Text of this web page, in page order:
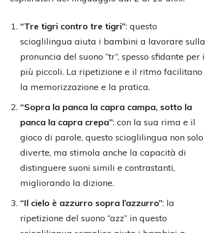
“Tre tigri contro tre tigri”: questo
scioglilingua aiuta i bambini a lavorare sulla
pronuncia del suono “tr”, spesso sfidante per i
più piccoli. La ripetizione e il ritmo facilitano
la memorizzazione e la pratica.
“Sopra la panca la capra campa, sotto la
panca la capra crepa”: con la sua rima e il
gioco di parole, questo scioglilingua non solo
diverte, ma stimola anche la capacità di
distinguere suoni simili e contrastanti,
migliorando la dizione.
“Il cielo è azzurro sopra l’azzurro”: la
ripetizione del suono “azz” in questo